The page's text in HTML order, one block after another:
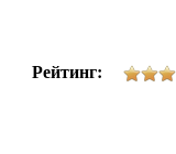
Рейтинг: